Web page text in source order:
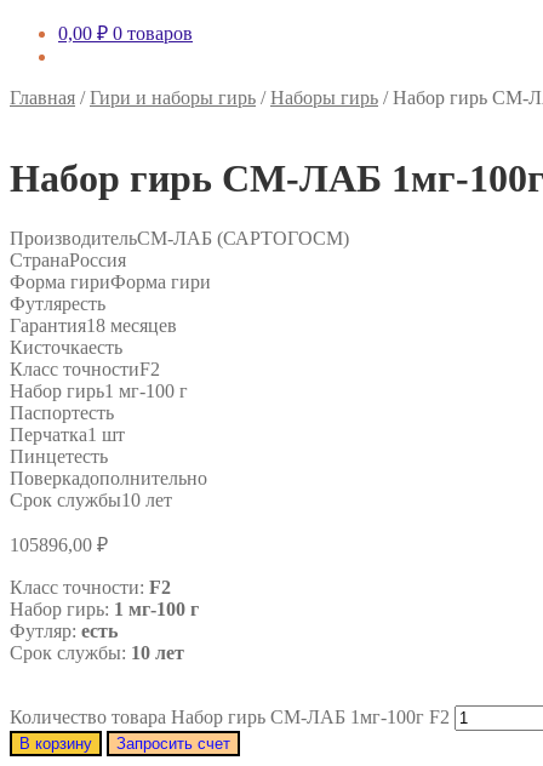
0,00 ₽ 0 товаров
Главная /Гири и наборы гирь /Наборы гирь /Набор гирь СМ-
Набор гирь СМ-ЛАБ 1мг-
ПроизводительСМ-ЛАБ (САРТОГОСМ)
СтранаРоссия
Форма гириФорма гири
Футляресть
Гарантия18 месяцев
Кисточкаесть
Класс точностиF2
Набор гирь1 мг-100 г
Паспортесть
Перчатка1 шт
Пинцетесть
Поверкадополнительно
Срок службы10 лет
105896,00 ₽
Класс точности: F2
Набор гирь: 1 мг-100 г
Футляр: есть
Срок службы: 10 лет
Количество товара Набор гирь СМ-ЛАБ 1мг-100г F2
В корзину Запросить счет